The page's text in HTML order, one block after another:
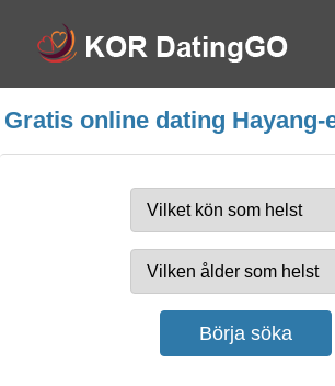
Gratis online dating Hayang-